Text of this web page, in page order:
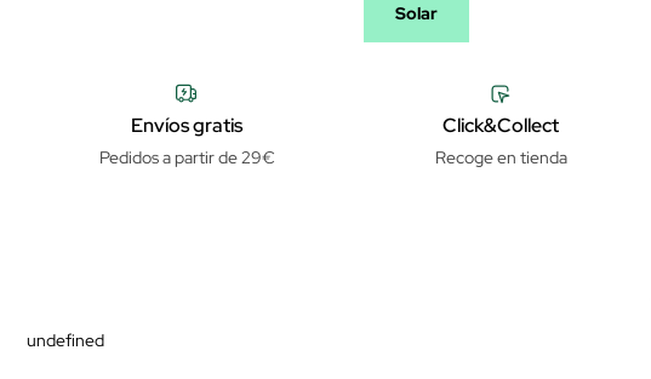
Solar
Envíos gratis
Pedidos a partir de 29€
Click&Collect
Recoge en tienda
undefined